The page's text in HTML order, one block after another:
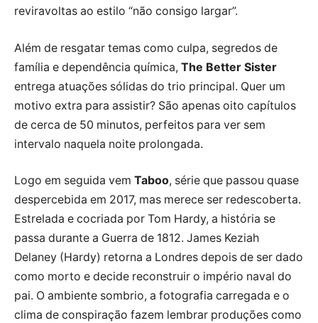
reviravoltas ao estilo “não consigo largar”.
Além de resgatar temas como culpa, segredos de
família e dependência química, The Better Sister
entrega atuações sólidas do trio principal. Quer um
motivo extra para assistir? São apenas oito capítulos
de cerca de 50 minutos, perfeitos para ver sem
intervalo naquela noite prolongada.
Logo em seguida vem Taboo, série que passou quase
despercebida em 2017, mas merece ser redescoberta.
Estrelada e cocriada por Tom Hardy, a história se
passa durante a Guerra de 1812. James Keziah
Delaney (Hardy) retorna a Londres depois de ser dado
como morto e decide reconstruir o império naval do
pai. O ambiente sombrio, a fotografia carregada e o
clima de conspiração fazem lembrar produções como